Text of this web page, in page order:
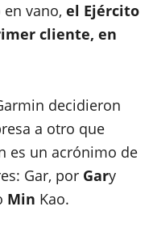
vano, el Ejército
cliente, en
decidieron
a otro que
es un acrónimo de
Gar, por Gary
Min Kao.